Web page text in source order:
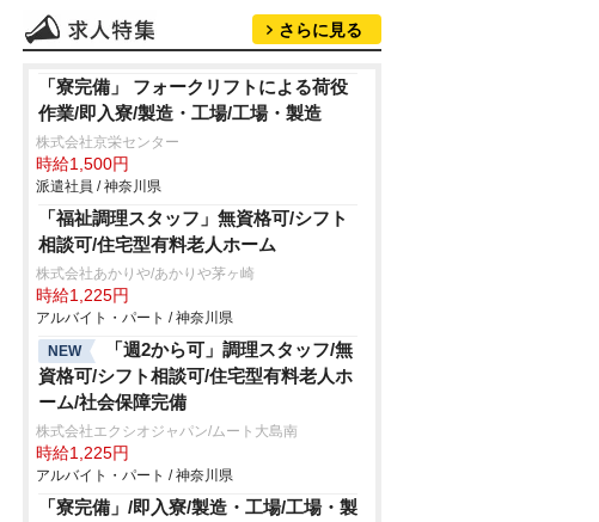
さらに見る
「寮完備」 フォークリフトによる荷役
作業/即入寮/製造・工場/工場・製造
株式会社京栄センター
時給1,500円
派遣社員 / 神奈川県
「福祉調理スタッフ」無資格可/シフト
相談可/住宅型有料老人ホーム
株式会社あかりや/あかりや茅ヶ崎
時給1,225円
アルバイト・パート / 神奈川県
NEW
「週2から可」調理スタッフ/無
資格可/シフト相談可/住宅型有料老人ホ
ーム/社会保障完備
株式会社エクシオジャパン/ムート大島南
時給1,225円
アルバイト・パート / 神奈川県
「寮完備」/即入寮/製造・工場/工場・製